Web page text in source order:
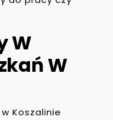
W
W
Koszalinie